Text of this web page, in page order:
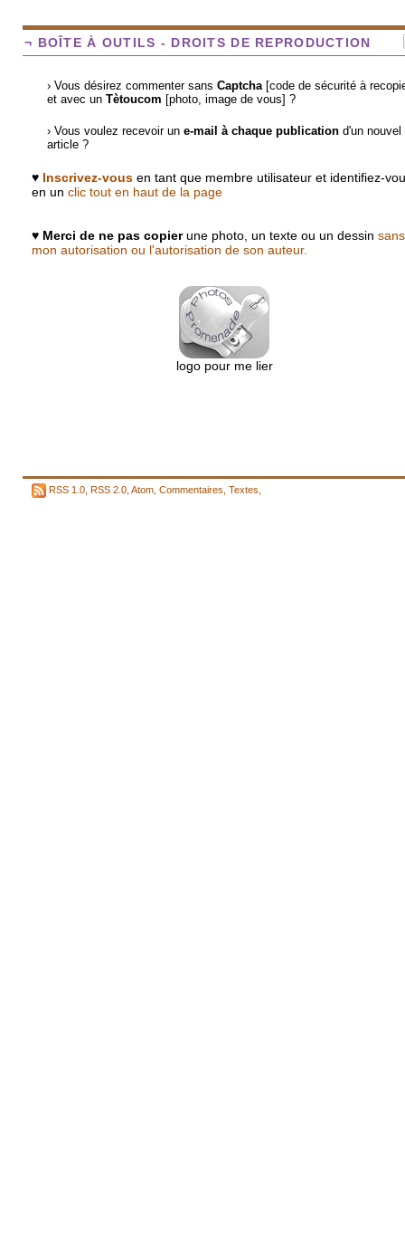
¬ BOÎTE À OUTILS - DROITS DE REPRODUCTION
› Vous désirez commenter sans Captcha [code de sécurité à
et avec un Tètoucom [photo, image de vous] ?
› Vous voulez recevoir un e-mail à chaque publication d'un nouvel
article ?
♥ Inscrivez-vous en tant que membre utilisateur et identifiez-
en un clic tout en haut de la page
♥ Merci de ne pas copierune photo, un texte ou un dessin sans
mon autorisation ou l'autorisation de son auteur.
logo pour me lier
RSS 1.0 RSS 2.0 Atom Commentaires Textes